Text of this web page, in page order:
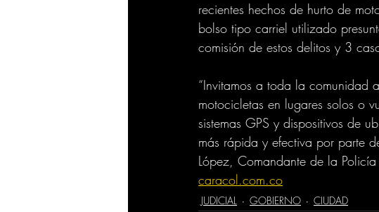
recientes hechos de hurto de
bolso tipo carriel utilizado
comisión de estos delitos y 3
“Invitamos a toda la comunidad
motocicletas en lugares solos o
sistemas GPS y dispositivos de
más rápida y efectiva por parte
López, Comandante de la
caracol.com.co
JUDICIAL GOBIERNO CIUDAD